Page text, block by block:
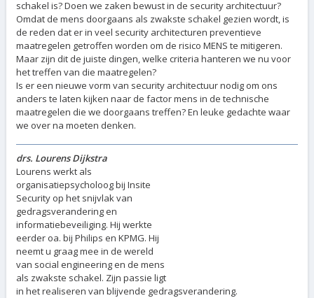
schakel is? Doen we zaken bewust in de security architectuur?
Omdat de mens doorgaans als zwakste schakel gezien wordt, is
de reden dat er in veel security architecturen preventieve
maatregelen getroffen worden om de risico MENS te mitigeren.
Maar zijn dit de juiste dingen, welke criteria hanteren we nu voor
het treffen van die maatregelen?
Is er een nieuwe vorm van security architectuur nodig om ons
anders te laten kijken naar de factor mens in de technische
maatregelen die we doorgaans treffen? En leuke gedachte waar
we over na moeten denken.
drs. Lourens Dijkstra
Lourens werkt als
organisatiepsycholoog bij Insite
Security op het snijvlak van
gedragsverandering en
informatiebeveiliging. Hij werkte
eerder oa. bij Philips en KPMG. Hij
neemt u graag mee in de wereld
van social engineering en de mens
als zwakste schakel. Zijn passie ligt
in het realiseren van blijvende gedragsverandering.